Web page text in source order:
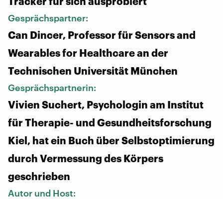
Gesprächspartner:
Can Dincer, Professor für Sensors and
Wearables for Healthcare an der
Technischen Universität München
Gesprächspartnerin:
Vivien Suchert, Psychologin am Institut
für Therapie- und Gesundheitsforschung
Kiel, hat ein Buch über Selbstoptimierung
durch Vermessung des Körpers
geschrieben
Autor und Host: